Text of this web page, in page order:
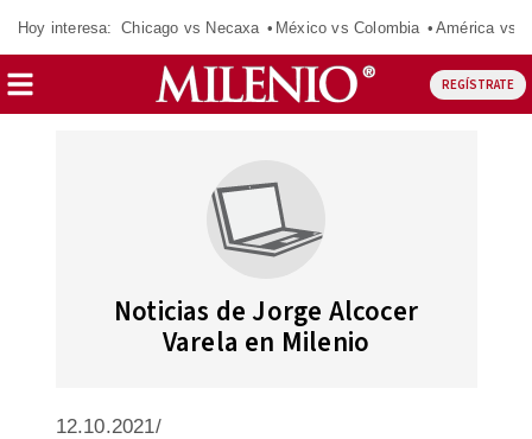
Hoy interesa: Chicago vs Necaxa México vs Colombia América vs
REGÍSTRATE
Noticias de Jorge Alcocer
Varela en Milenio
12.10.2021/